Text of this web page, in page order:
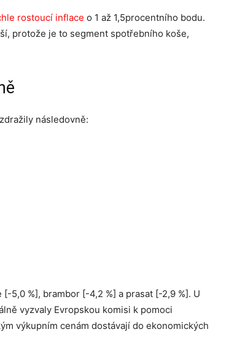
rostoucí inflace o 1 až 1,5procentního bodu.
protože je to segment spotřebního koše,
následovně:
5,0 %], brambor [-4,2 %] a prasat [-2,9 %]. U
vyzvaly Evropskou komisi k pomoci
výkupním cenám dostávají do ekonomických